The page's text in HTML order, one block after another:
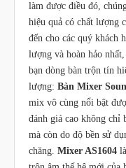
làm được điều đó,
hiệu quả có chất lượng
đến cho các quý khách
lượng và hoàn hảo
bạn dòng bàn trộn tín
lượng: Bàn Mixer
mix vô cùng nổi bật
đánh giá cao không
mà còn do độ bền sử
chăng. Mixer AS1604